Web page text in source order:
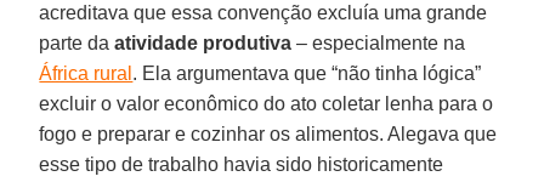
acreditava que essa convenção excluía uma grande
parte daatividade produtiva – especialmente na
África rural . Ela argumentava que “não tinha lógica”
excluir o valor econômico do ato coletar lenha para o
fogo e preparar e cozinhar os alimentos. Alegava que
esse tipo de trabalho havia sido historicamente